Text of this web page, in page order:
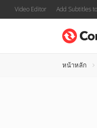
Video Editor Add Subtitles
หน้าหลัก